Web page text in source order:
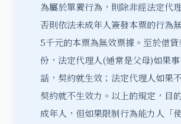
為屬於單獨行為，則除非經法定代
否則依法未成年人簽發本票的行為
5千元的本票為無效票據。至於借貸
份，法定代理人(通常是父母)如果
話，契約就生效；法定代理人如果
契約就不生效力。以上的規定，目
成年人，但如果限制行為能力人「